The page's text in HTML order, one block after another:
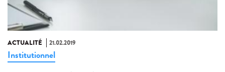
ACTUALITÉ 21.02.2019
Institutionnel